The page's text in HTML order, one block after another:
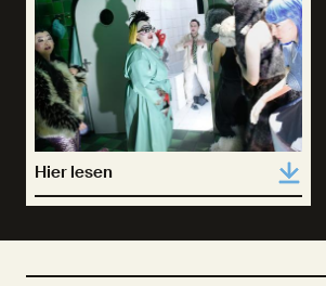
Hier lesen